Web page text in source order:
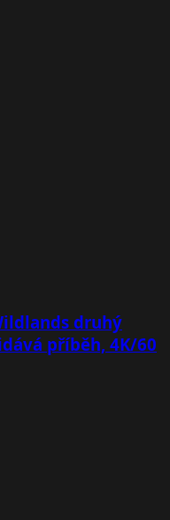
druhý
příběh, 4K/60